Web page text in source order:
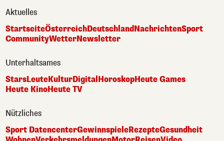
Aktuelles
StartseiteÖsterreichDeutschlandNachrichtenSport
CommunityWetterNewsletter
Unterhaltsames
StarsLeuteKulturDigital HoroskopHeute Games
Heute KinoHeute TV
Nützliches
Sport DatencenterGewinnspieleRezepteGesundheit